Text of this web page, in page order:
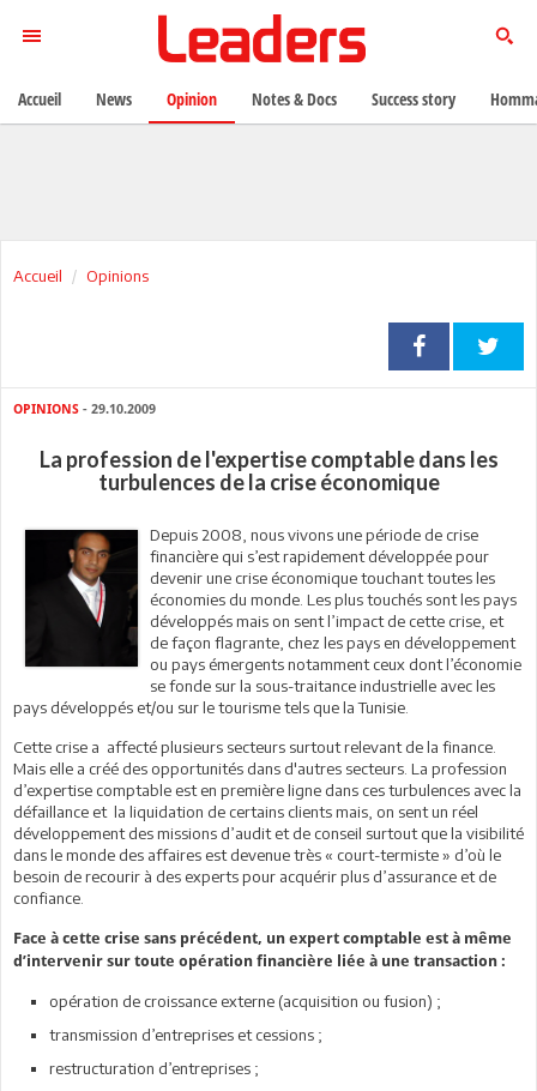
Accueil Opinions
OPINIONS - 29.10.2009
La profession de l'expertise comptable dans les
turbulences de la crise économique
Depuis 2008, nous vivons une période de crise
financière qui s’est rapidement développée pour
devenir une crise économique touchant toutes les
économies du monde. Les plus touchés sont les pays
développés mais on sent l’impact de cette crise, et
de façon flagrante, chez les pays en développement
ou pays émergents notamment ceux dont l’économie
se fonde sur la sous-traitance industrielle avec les
pays développés et/ou sur le tourisme tels que la Tunisie.
Cette crise a affecté plusieurs secteurs surtout relevant de la finance.
Mais elle a créé des opportunités dans d'autres secteurs. La profession
d’expertise comptable est en première ligne dans ces turbulences avec la
défaillance et la liquidation de certains clients mais, on sent un réel
développement des missions d’audit et de conseil surtout que la visibilité
dans le monde des affaires est devenue très « court-termiste » d’où le
besoin de recourir à des experts pour acquérir plus d’assurance et de
confiance.
Face à cette crise sans précédent, un expert comptable est à même
d’intervenir sur toute opération financière liée à une transaction :
opération de croissance externe (acquisition ou fusion) ;
transmission d’entreprises et cessions ;
restructuration d’entreprises ;
Accueil News Opinion Notes & Docs Success story